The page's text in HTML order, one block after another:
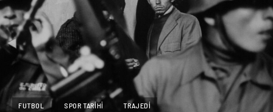
FUTBOL SPOR TARIHI TRAJEDI